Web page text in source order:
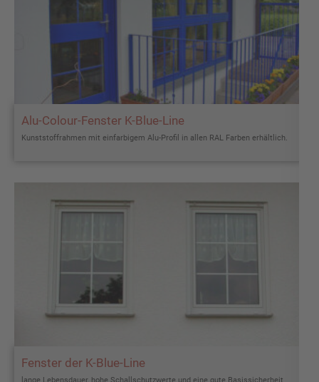
Alu-Colour-Fenster K-Blue-Line
Kunststoffrahmen mit einfarbigem Alu-Profil in allen RAL Farben erhältlich.
Fenster der K-Blue-Line